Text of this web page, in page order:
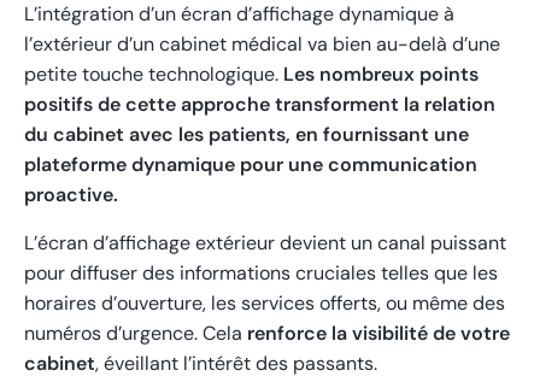
L’intégration d’un écran d’affichage dynamique à
l’extérieur d’un cabinet médical va bien au-delà d’une
petite touche technologique. Les nombreux points
positifs de cette approche transforment la relation
du cabinet avec les patients, en fournissant une
plateforme dynamique pour une communication
proactive.
L’écran d’affichage extérieur devient un canal puissant
pour diffuser des informations cruciales telles que les
horaires d’ouverture, les services offerts, ou même des
numéros d’urgence. Cela renforce la visibilité de votre
cabinet, éveillant l’intérêt des passants.